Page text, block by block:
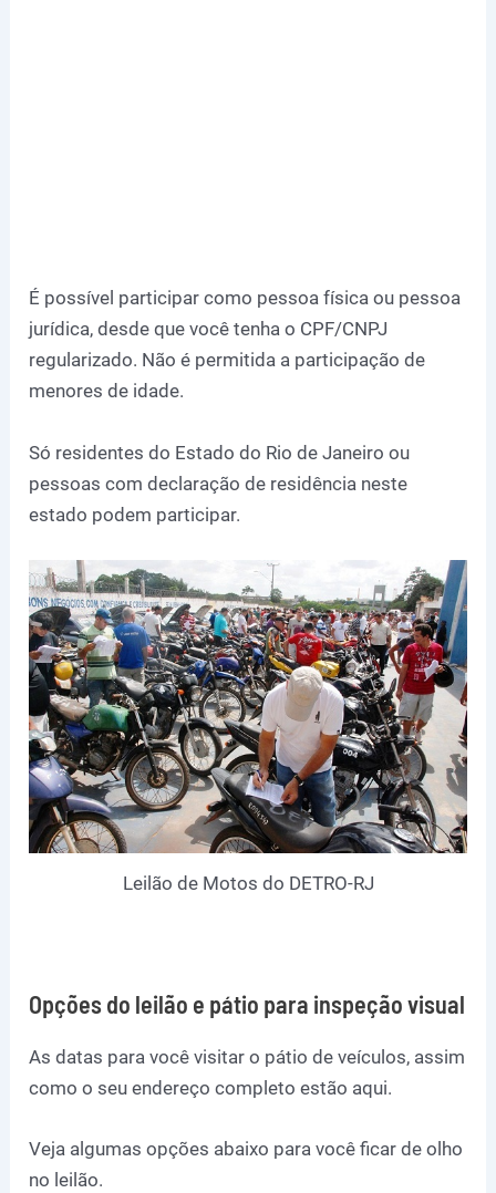
É possível participar como pessoa física ou pessoa
jurídica, desde que você tenha o CPF/CNPJ
regularizado. Não é permitida a participação de
menores de idade.
Só residentes do Estado do Rio de Janeiro ou
pessoas com declaração de residência neste
estado podem participar.
Leilão de Motos do DETRO-RJ
Opções do leilão e pátio para inspeção visual
As datas para você visitar o pátio de veículos, assim
como o seu endereço completo estão aqui.
Veja algumas opções abaixo para você ficar de olho
no leilão.